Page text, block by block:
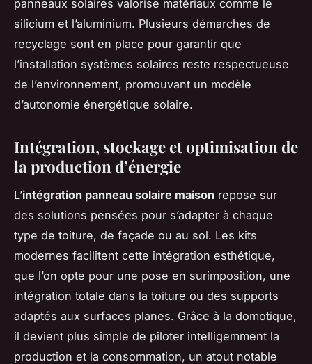
panneaux solaires valorise matériaux comme le
silicium et l’aluminium. Plusieurs démarches de
recyclage sont en place pour garantir que
l’installation systèmes solaires reste respectueuse
de l’environnement, promouvant un modèle
d’autonomie énergétique solaire.
Intégration, stockage et optimisation de
la production d’énergie
L’intégration panneau solaire maison repose sur
des solutions pensées pour s’adapter à chaque
type de toiture, de façade ou au sol. Les kits
modernes facilitent cette intégration esthétique,
que l’on opte pour une pose en surimposition, une
intégration totale dans la toiture ou des supports
adaptés aux surfaces planes. Grâce à la domotique,
il devient plus simple de piloter intelligemment la
production et la consommation, un atout notable